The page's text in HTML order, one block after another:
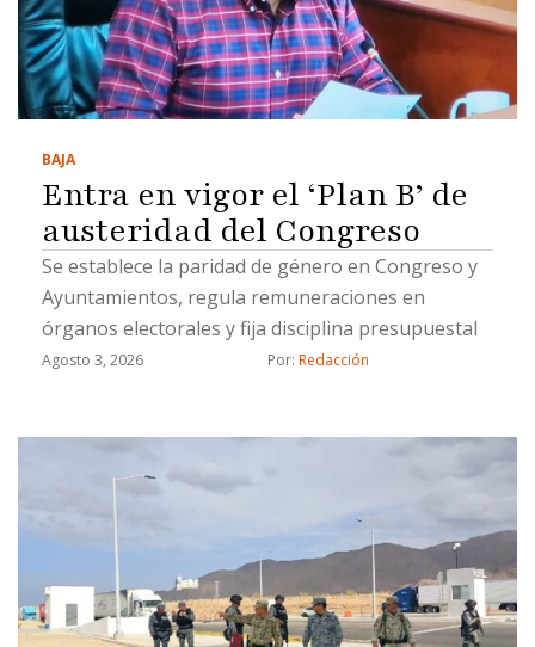
BAJA
Entra en vigor el ‘Plan B’ de
austeridad del Congreso
Se establece la paridad de género en Congreso y
Ayuntamientos, regula remuneraciones en
órganos electorales y fija disciplina presupuestal
Agosto 3, 2026 Por: Redacción